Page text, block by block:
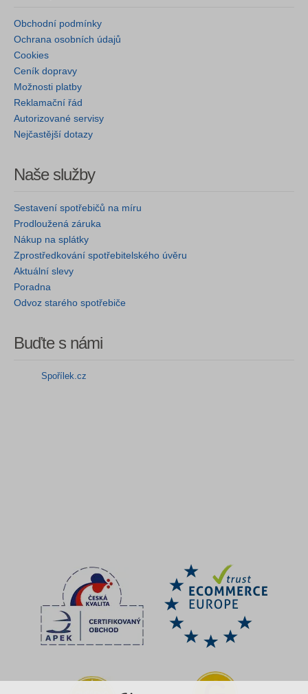
Obchodní podmínky
Ochrana osobních údajů
Cookies
Ceník dopravy
Možnosti platby
Reklamační řád
Autorizované servisy
Nejčastější dotazy
Naše služby
Sestavení spotřebičů na míru
Prodloužená záruka
Nákup na splátky
Zprostředkování spotřebitelského úvěru
Aktuální slevy
Poradna
Odvoz starého spotřebiče
Buďte s námi
Spořílek.cz